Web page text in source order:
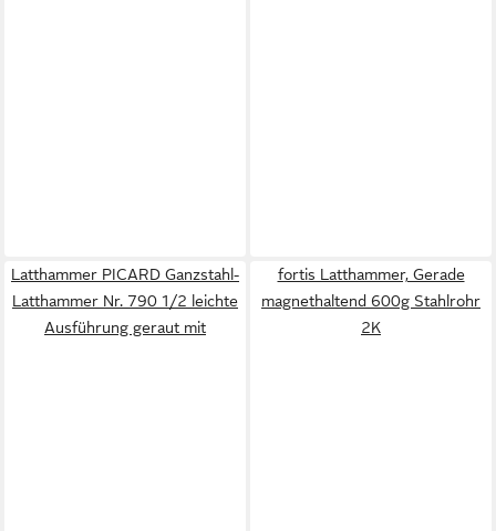
Latthammer PICARD Ganzstahl-
Latthammer Nr. 790 1/2 leichte
Ausführung geraut mit
fortis Latthammer, Gerade
magnethaltend 600g Stahlrohr
2K